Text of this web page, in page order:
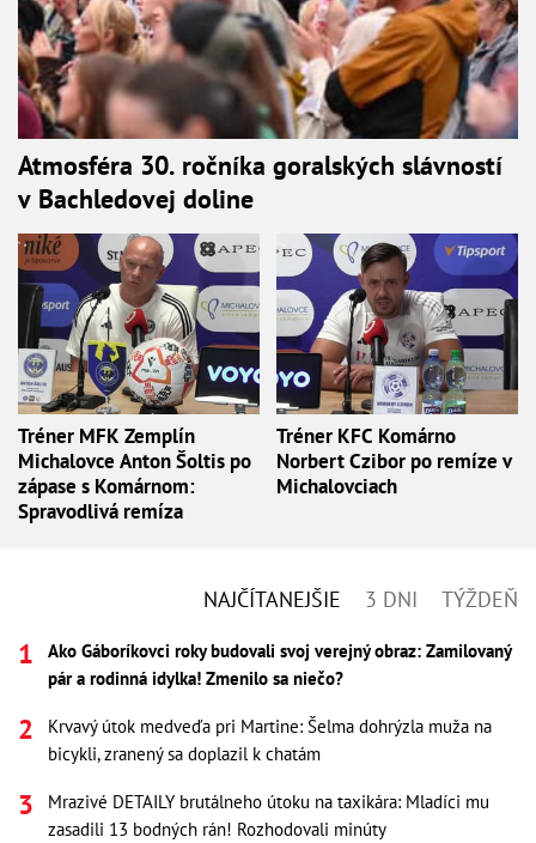
Atmosféra 30. ročníka goralských slávností
v Bachledovej doline
Tréner MFK Zemplín
Michalovce Anton Šoltis po
zápase s Komárnom:
Spravodlivá remíza
Tréner KFC Komárno
Norbert Czibor po remíze v
Michalovciach
NAJČÍTANEJŠIE 3 DNI TÝŽDEŇ
Ako Gáboríkovci roky budovali svoj verejný obraz: Zamilovaný
pár a rodinná idylka! Zmenilo sa niečo?
Krvavý útok medveďa pri Martine: Šelma dohrýzla muža na
bicykli, zranený sa doplazil k chatám
Mrazivé DETAILY brutálneho útoku na taxikára: Mladíci mu
zasadili 13 bodných rán! Rozhodovali minúty